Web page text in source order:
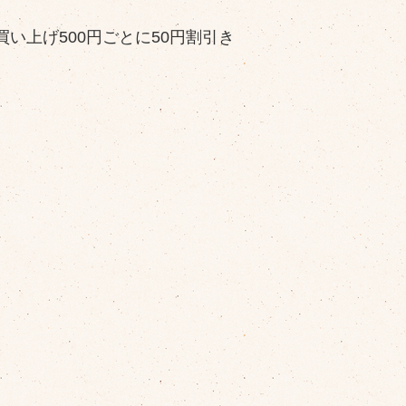
上げ500円ごとに50円割引き